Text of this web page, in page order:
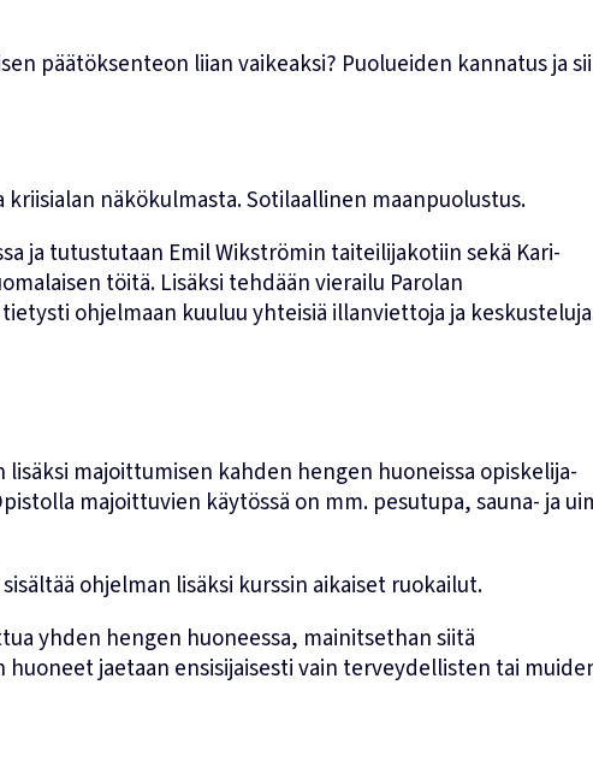
päätöksenteon liian vaikeaksi? Puolueiden kannatus ja
näkökulmasta. Sotilaallinen maanpuolustus.
ja tutustutaan Emil Wikströmin taiteilijakotiin sekä Kari-
töitä. Lisäksi tehdään vierailu Parolan
ohjelmaan kuuluu yhteisiä illanviettoja ja
lisäksi majoittumisen kahden hengen huoneissa opiskelija-
majoittuvien käytössä on mm. pesutupa, sauna- ja
ohjelman lisäksi kurssin aikaiset ruokailut.
yhden hengen huoneessa, mainitsethan siitä
jaetaan ensisijaisesti vain terveydellisten tai